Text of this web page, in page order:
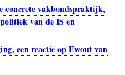
concrete vakbondspraktijk,
van de IS en
een reactie op Ewout van